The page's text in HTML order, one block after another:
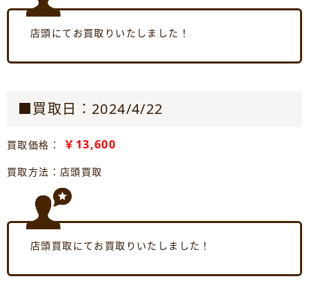
店頭にてお買取りいたしました！
■買取日：2024/4/22
買取価格： ￥13,600
買取方法：店頭買取
店頭買取にてお買取りいたしました！